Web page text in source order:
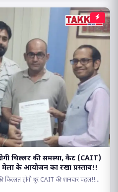
चिल्लर की समस्या, कैट (CAIT)
के आयोजन का रखा प्रस्ताव!!
किल्लत होगी दूर CAIT की शानदार पहल!!...